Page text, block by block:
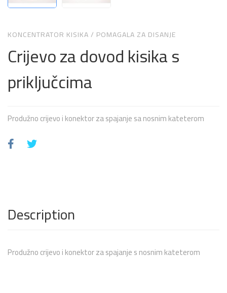
KONCENTRATOR KISIKA/ POMAGALA ZA DISANJE
Crijevo za dovod kisika s
priključcima
Produžno crijevo i konektor za spajanje sa nosnim kateterom
Description
Produžno crijevo i konektor za spajanje s nosnim kateterom